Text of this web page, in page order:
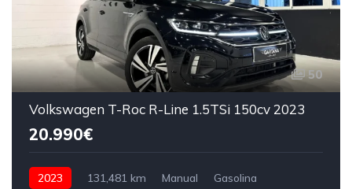
50
Volkswagen T-Roc R-Line 1.5TSi 150cv 2023
20.990€
2023 131,481 km Manual
Gasolina